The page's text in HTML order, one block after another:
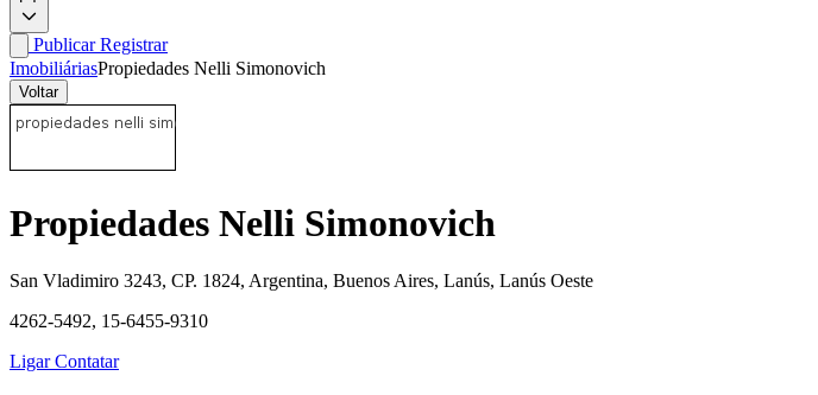
PublicarRegistrar
ImobiliáriasPropiedades Nelli Simonovich
Voltar
Propiedades Nelli Simonovich
San Vladimiro 3243, CP. 1824, Argentina, Buenos Aires, Lanús, Lanús Oeste
4262-5492, 15-6455-9310
LigarContatar